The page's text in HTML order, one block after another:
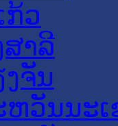
ກ້ວ
າລີ
ຈັນ
ຫວັນນະ